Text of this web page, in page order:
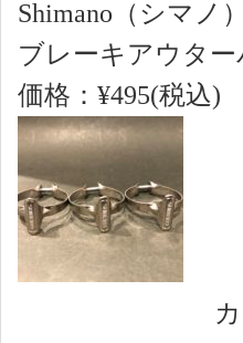
Shimano（シマノ）
ブレーキアウター
価格：¥495(税込)